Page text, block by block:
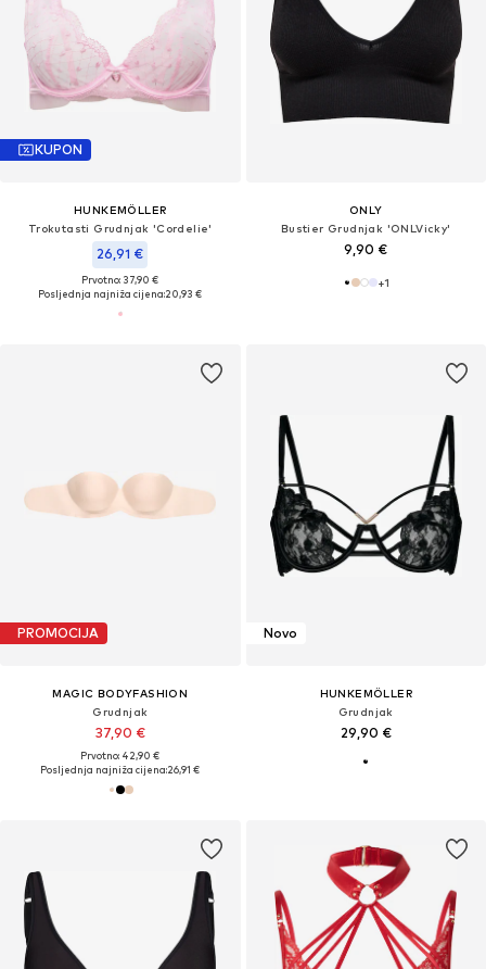
KUPON
HUNKEMÖLLER
Trokutasti Grudnjak 'Cordelie'
26,91 €
Prvotno: 37,90 €
Posljednja najniža cijena:20,93 €
ONLY
Bustier Grudnjak 'ONLVicky'
9,90 €
+1
PROMOCIJA
MAGIC BODYFASHION
Grudnjak
37,90 €
Prvotno: 42,90 €
Posljednja najniža cijena:26,91 €
Novo
HUNKEMÖLLER
Grudnjak
29,90 €